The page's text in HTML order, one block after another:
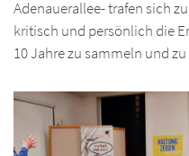
Adenauerallee- trafen sich
kritisch und persönlich die
10 Jahre zu sammeln und